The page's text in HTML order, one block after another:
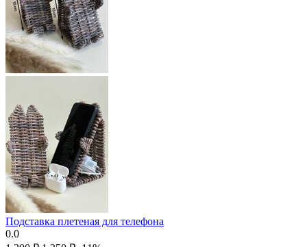
Подставка плетеная для телефона
0.0